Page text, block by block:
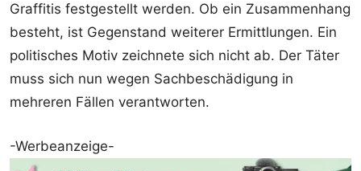
Graffitis festgestellt werden. Ob ein Zusammenhang
besteht, ist Gegenstand weiterer Ermittlungen. Ein
politisches Motiv zeichnete sich nicht ab. Der Täter
muss sich nun wegen Sachbeschädigung in
mehreren Fällen verantworten.
-Werbeanzeige-